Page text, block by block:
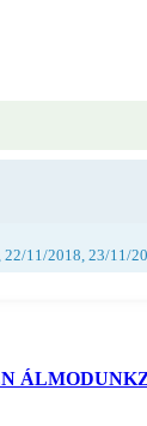
11/2018, 23/11/